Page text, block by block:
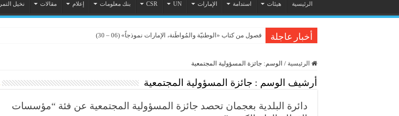
الرئيسية هيئات استدامة الإمارات UN
CSR بنك معلومات إعلام مقالات نخيل التمر
أخبار عاجلة فصول من كتاب «الوطنيّة والمُواطَنة، الإمارات نموذجاً» (06 – 30)
الدوحة تحتضن المؤتمر العلمي الدولي الرابع للمسؤولية المجتمعية 2026
الرئيسية / الوسم: جائزة المسؤولية المجتمعية
أرشيف الوسم : جائزة المسؤولية المجتمعية
دائرة البلدية بعجمان تحصد جائزة المسؤولية المجتمعية عن فئة “مؤسسات